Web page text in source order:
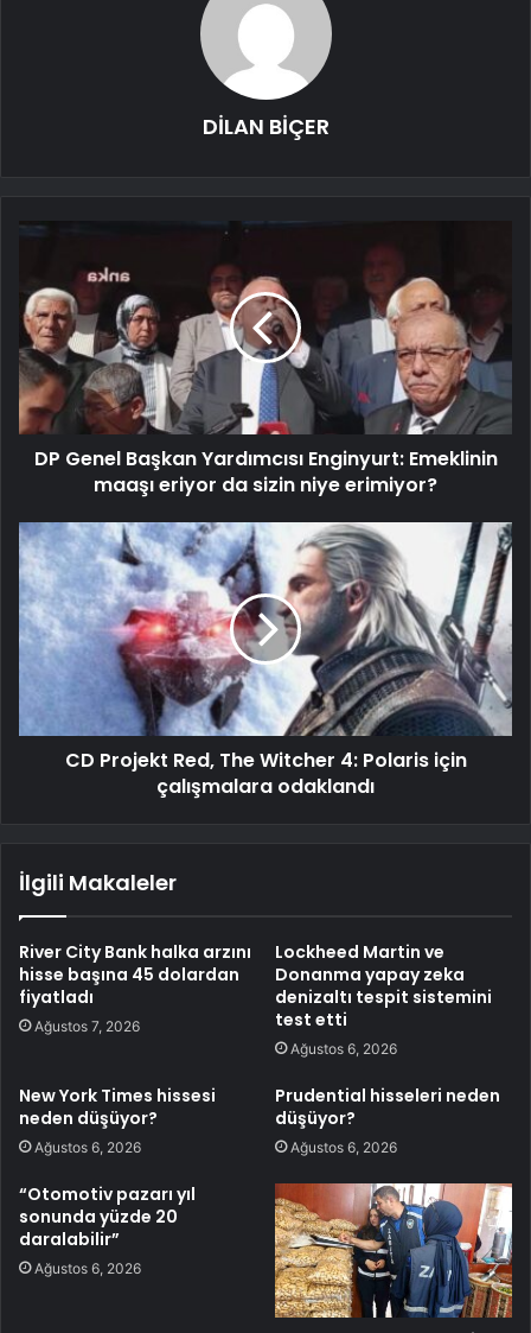
DİLAN BİÇER
DP Genel Başkan Yardımcısı Enginyurt: Emeklinin
maaşı eriyor da sizin niye erimiyor?
CD Projekt Red, The Witcher 4: Polaris için
çalışmalara odaklandı
İlgili Makaleler
River City Bank halka arzını
hisse başına 45 dolardan
fiyatladı
Ağustos 7, 2026
Lockheed Martin ve
Donanma yapay zeka
denizaltı tespit sistemini
test etti
Ağustos 6, 2026
New York Times hissesi
neden düşüyor?
Ağustos 6, 2026
Prudential hisseleri neden
düşüyor?
Ağustos 6, 2026
“Otomotiv pazarı yıl
sonunda yüzde 20
daralabilir”
Ağustos 6, 2026